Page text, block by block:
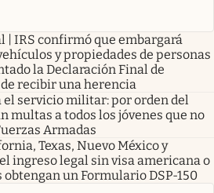
| IRS confirmó que embargará
y propiedades de personas
la Declaración Final de
recibir una herencia
el servicio militar: por orden del
multas a todos los jóvenes que no
Armadas
Texas, Nuevo México y
ingreso legal sin visa americana o
un Formulario DSP-150